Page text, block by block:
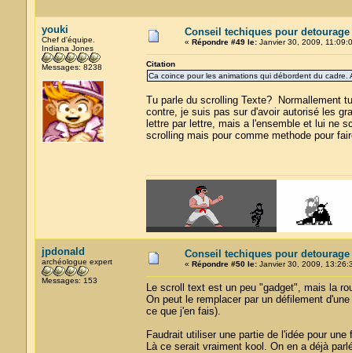
youki
Chef d'équipe.
Indiana Jones
Messages: 8238
Conseil techiques pour detourage
« Répondre #49 le:Janvier 30, 2009,
Citation
Ca coince pour les animations qui débordent du
Tu parle du scrolling Texte? Normallement
contre, je suis pas sur d'avoir autorisé les
lettre par lettre, mais a l'ensemble et lui ne
scrolling mais pour comme methode pour
jpdonald
archéologue expert
Messages: 153
Conseil techiques pour detourage
« Répondre #50 le:Janvier 30, 2009,
Le scroll text est un peu "gadget", mais la
On peut le remplacer par un défilement
ce que j'en fais).
Faudrait utiliser une partie de l'idée pour
Là ce serait vraiment kool. On en a déjà